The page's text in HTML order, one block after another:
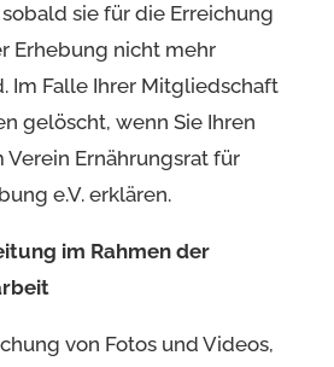
sie für die Erreichung
Erhebung nicht mehr
Im Falle Ihrer Mitgliedschaft
gelöscht, wenn Sie Ihren
Ernährungsrat für
e.V. erklären.
im Rahmen der
von Fotos und Videos,